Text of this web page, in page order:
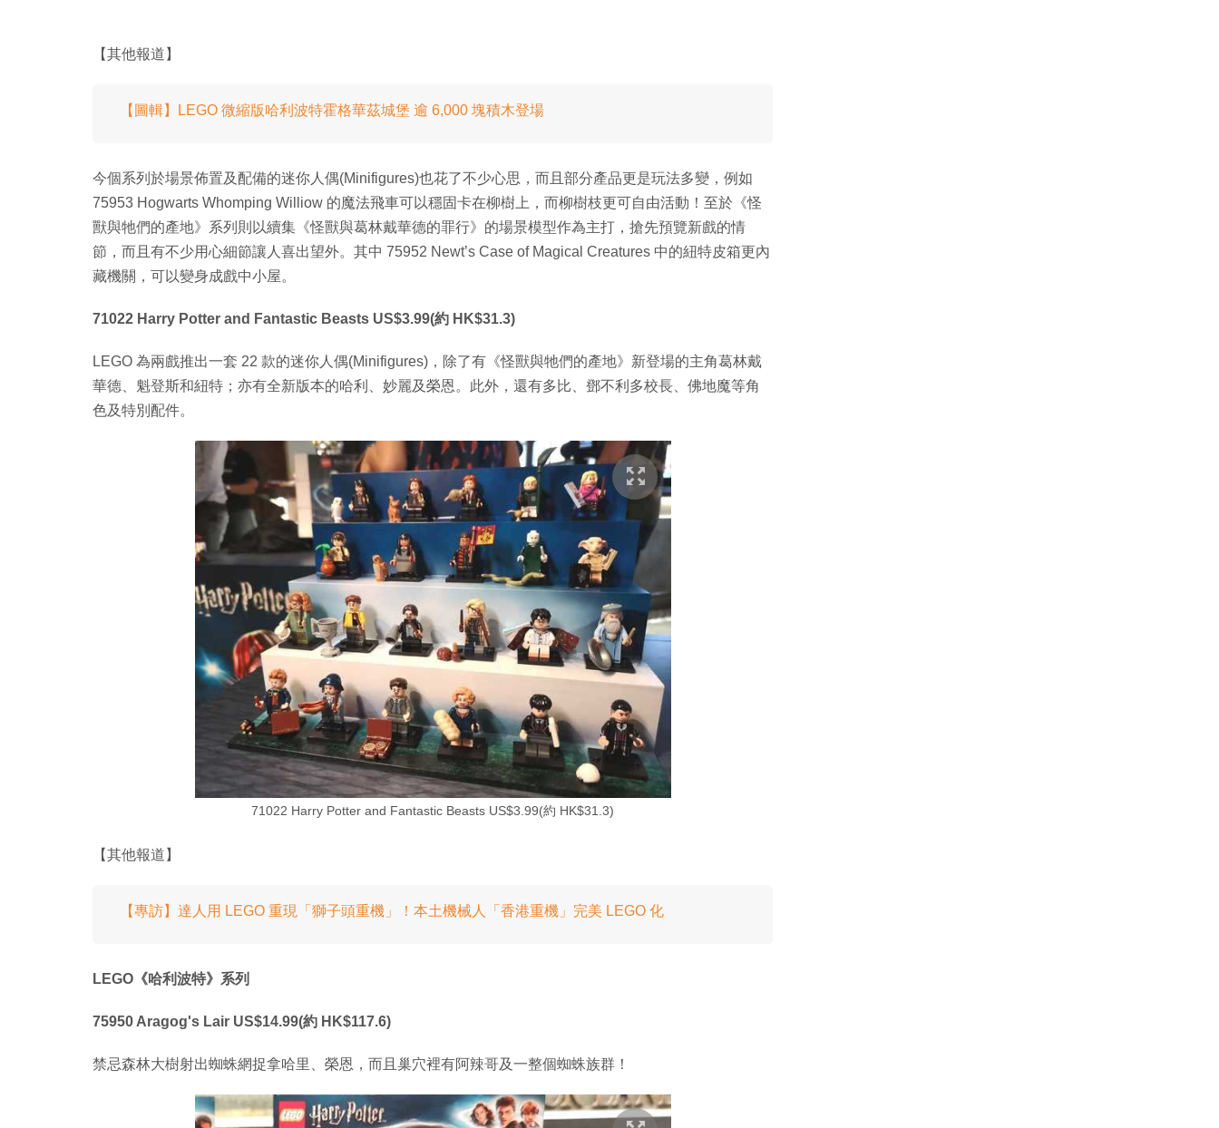
【其他報道】
【圖輯】LEGO 微縮版哈利波特霍格華茲城堡 逾 6,000 塊積木登場
今個系列於場景佈置及配備的迷你人偶(Minifigures)也花了不少心思，而且部分產品更是玩法多變，例如
75953 Hogwarts Whomping Williow 的魔法飛車可以穩固卡在柳樹上，而柳樹枝更可自由活動！至於《怪
獸與牠們的產地》系列則以續集《怪獸與葛林戴華德的罪行》的場景模型作為主打，搶先預覽新戲的情
節，而且有不少用心細節讓人喜出望外。其中 75952 Newt’s Case of Magical Creatures 中的紐特皮箱更內
藏機關，可以變身成戲中小屋。
71022 Harry Potter and Fantastic Beasts US$3.99(約 HK$31.3)
LEGO 為兩戲推出一套 22 款的迷你人偶(Minifigures)，除了有《怪獸與牠們的產地》新登場的主角葛林戴
華德、魁登斯和紐特；亦有全新版本的哈利、妙麗及榮恩。此外，還有多比、鄧不利多校長、佛地魔等角
色及特別配件。
71022 Harry Potter and Fantastic Beasts US$3.99(約 HK$31.3)
【其他報道】
【專訪】達人用 LEGO 重現「獅子頭重機」！本土機械人「香港重機」完美 LEGO 化
LEGO《哈利波特》系列
75950 Aragog's Lair US$14.99(約 HK$117.6)
禁忌森林大樹射出蜘蛛網捉拿哈里、榮恩，而且巢穴裡有阿辣哥及一整個蜘蛛族群！